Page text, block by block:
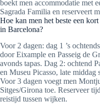
boekt men accommodatie met
Sagrada Familia en reserveert
Hoe kan men het beste een
in Barcelona?
Voor 2 dagen: dag 1 ’s
door Eixample en Passeig de
avonds tapas. Dag 2: ochtend
en Museu Picasso, late middag
Voor 3 dagen voegt men
Sitges/Girona toe. Reserveer
reistijd tussen wijken.